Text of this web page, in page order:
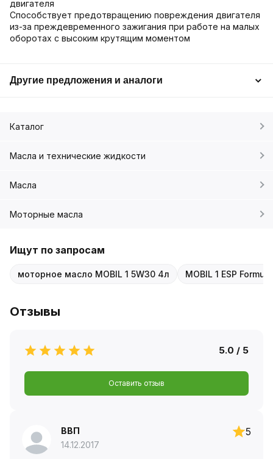
двигателя
Способствует предотвращению повреждения двигателя
из-за преждевременного зажигания при работе на малых
оборотах с высоким крутящим моментом
Другие предложения и аналоги
Каталог
Масла и технические жидкости
Масла
Моторные масла
Ищут по запросам
моторное масло MOBIL 1 5W30 4л MOBIL 1 ESP
Отзывы
5.0 / 5
Оставить отзыв
ВВП
14.12.2017
5